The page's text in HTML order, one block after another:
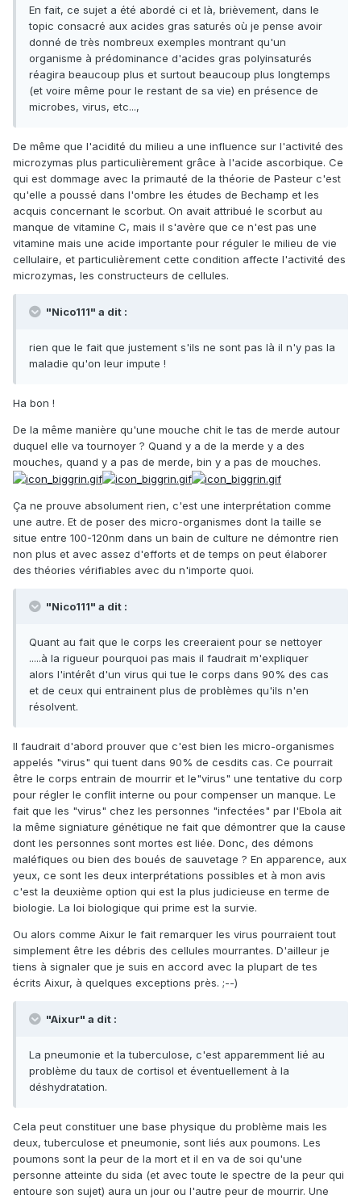
En fait, ce sujet a été abordé ci et là, brièvement, dans le
topic consacré aux acides gras saturés où je pense avoir
donné de très nombreux exemples montrant qu'un
organisme à prédominance d'acides gras polyinsaturés
réagira beaucoup plus et surtout beaucoup plus longtemps
(et voire même pour le restant de sa vie) en présence de
microbes, virus, etc...,
De même que l'acidité du milieu a une influence sur l'activité des
microzymas plus particulièrement grâce à l'acide ascorbique. Ce
qui est dommage avec la primauté de la théorie de Pasteur c'est
qu'elle a poussé dans l'ombre les études de Bechamp et les
acquis concernant le scorbut. On avait attribué le scorbut au
manque de vitamine C, mais il s'avère que ce n'est pas une
vitamine mais une acide importante pour réguler le milieu de vie
cellulaire, et particulièrement cette condition affecte l'activité des
microzymas, les constructeurs de cellules.
"Nico111" a dit :
rien que le fait que justement s'ils ne sont pas là il n'y pas la
maladie qu'on leur impute !
Ha bon !
De la même manière qu'une mouche chit le tas de merde autour
duquel elle va tournoyer ? Quand y a de la merde y a des
mouches, quand y a pas de merde, bin y a pas de mouches.
Ça ne prouve absolument rien, c'est une interprétation comme
une autre. Et de poser des micro-organismes dont la taille se
situe entre 100-120nm dans un bain de culture ne démontre rien
non plus et avec assez d'efforts et de temps on peut élaborer
des théories vérifiables avec du n'importe quoi.
"Nico111" a dit :
Quant au fait que le corps les creeraient pour se nettoyer
.....à la rigueur pourquoi pas mais il faudrait m'expliquer
alors l'intérêt d'un virus qui tue le corps dans 90% des cas
et de ceux qui entrainent plus de problèmes qu'ils n'en
résolvent.
Il faudrait d'abord prouver que c'est bien les micro-organismes
appelés "virus" qui tuent dans 90% de cesdits cas. Ce pourrait
être le corps entrain de mourrir et le"virus" une tentative du corp
pour régler le conflit interne ou pour compenser un manque. Le
fait que les "virus" chez les personnes "infectées" par l'Ebola ait
la même signiature génétique ne fait que démontrer que la cause
dont les personnes sont mortes est liée. Donc, des démons
maléfiques ou bien des boués de sauvetage ? En apparence, aux
yeux, ce sont les deux interprétations possibles et à mon avis
c'est la deuxième option qui est la plus judicieuse en terme de
biologie. La loi biologique qui prime est la survie.
Ou alors comme Aixur le fait remarquer les virus pourraient tout
simplement être les débris des cellules mourrantes. D'ailleur je
tiens à signaler que je suis en accord avec la plupart de tes
écrits Aixur, à quelques exceptions près. ;--)
"Aixur" a dit :
La pneumonie et la tuberculose, c'est apparemment lié au
problème du taux de cortisol et éventuellement à la
déshydratation.
Cela peut constituer une base physique du problème mais les
deux, tuberculose et pneumonie, sont liés aux poumons. Les
poumons sont la peur de la mort et il en va de soi qu'une
personne atteinte du sida (et avec toute le spectre de la peur qui
entoure son sujet) aura un jour ou l'autre peur de mourrir. Une